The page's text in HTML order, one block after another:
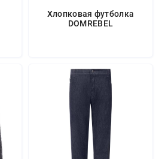
Хлопковая футболка
DOMREBEL